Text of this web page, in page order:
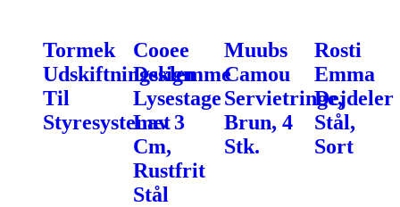
Tormek
Udskiftningsklemme
Til
Styresystemet
Cooee
Design
Lysestage
Lav 3
Cm,
Rustfrit
Stål
Muubs
Camou
Servietringe,
Brun, 4
Stk.
Rosti
Emma
Dejdeler
Stål,
Sort